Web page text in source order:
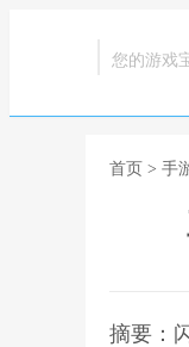
您的游戏
首页 > 手
摘要：